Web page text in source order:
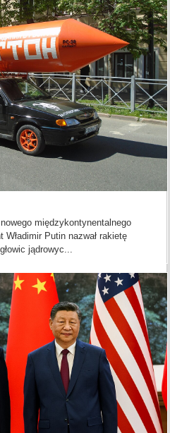
międzykontynentalnego
Putin nazwał rakietę
jądrowyc...